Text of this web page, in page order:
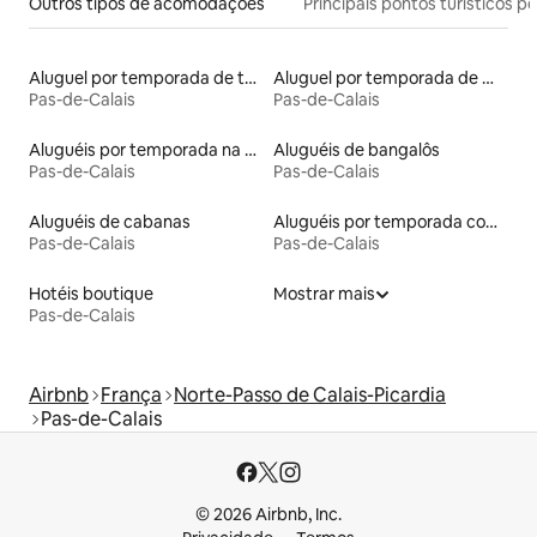
Aluguel por temporada de townhouses
Pas-de-Calais
Aluguel por temporada de microcasas
Pas-de-Calais
Aluguéis por temporada na orla
Pas-de-Calais
Aluguéis de bangalôs
Pas-de-Calais
Aluguéis de cabanas
Pas-de-Calais
Aluguéis por temporada com banheira de hidromassagem
Pas-de-Calais
Hotéis boutique
Pas-de-Calais
Mostrar mais
Airbnb França Norte-Passo de Calais-Picardia
Pas-de-Calais
© 2026 Airbnb, Inc.